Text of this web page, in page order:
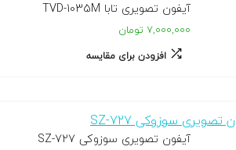
آیفون تصویری تابا TVD-1035M
۷,۰۰۰,۰۰۰ تومان
افزودن برای مقایسه
آیفون تصویری سوزوکی SZ-727